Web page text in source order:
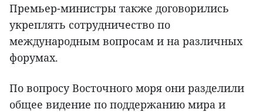
Премьер-министры также договорились
укреплять сотрудничество по
международным вопросам и на различных
форумах.
По вопросу Восточного моря они разделили
общее видение по поддержанию мира и